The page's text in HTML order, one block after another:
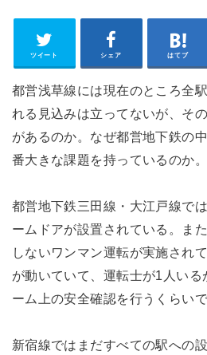
ツイート シェア はてブ
都営浅草線には現在のところ全
れる見込みは立ってないが、そ
があるのか。なぜ都営地下鉄の
番大きな課題を持っているのか。
都営地下鉄三田線・大江戸線で
ームドアが設置されている。ま
しないワンマン運転が実施され
が動いていて、運転士が1人い
ーム上の安全確認を行うくらいで
新宿線ではまだすべての駅への